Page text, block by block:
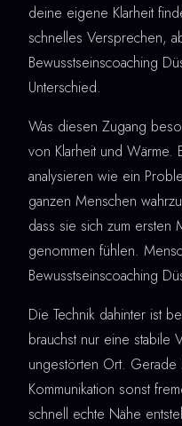
deine eigene Klarheit
schnelles Versprechen,
Bewusstseinscoaching
Unterschied.
Was diesen Zugang
von Klarheit und Wärme.
analysieren wie ein
ganzen Menschen
dass sie sich zum ersten
genommen fühlen.
Bewusstseinscoaching
Die Technik dahinter ist
brauchst nur eine stabile
ungestörten Ort.
Kommunikation sonst
schnell echte Nähe